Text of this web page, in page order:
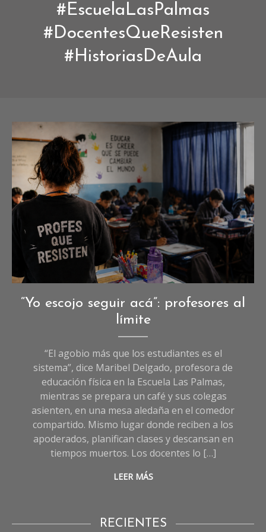
#EscuelaLasPalmas
#DocentesQueResisten
#HistoriasDeAula
Creada con I.A
Crónicas,
Crónicas
Sociedad
“Yo escojo seguir acá”: profesores al
límite
“El agobio más que los estudiantes es el
sistema”, dice Maribel Delgado, profesora de
educación física en la Escuela Las Palmas,
mientras se prepara un café y sus colegas
asienten, en una mesa aledaña en el comedor
compartido. Mismo lugar donde reciben a los
apoderados, planifican clases y descansan en
tiempos muertos. Los docentes lo […]
LEER MÁS
RECIENTES